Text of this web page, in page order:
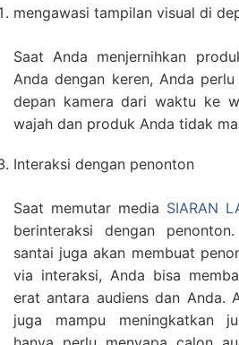
mengawasi tampilan visual di
Saat Anda menjernihkan
Anda dengan keren, Anda
depan kamera dari waktu ke
wajah dan produk Anda tidak
Interaksi dengan penonton
Saat memutar media SIARAN
berinteraksi dengan
santai juga akan membuat
via interaksi, Anda bisa
erat antara audiens dan Anda.
juga mampu meningkatkan